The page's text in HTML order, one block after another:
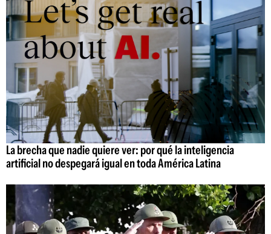
La brecha que nadie quiere ver: por qué la inteligencia
artificial no despegará igual en toda América Latina